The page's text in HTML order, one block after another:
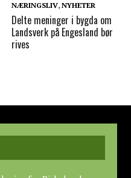
NÆRINGSLIV,NYHETER
Delte meninger i bygda om
Landsverk på Engesland bør
rives